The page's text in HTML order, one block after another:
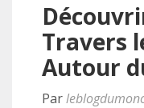
Travers
Autour
Par